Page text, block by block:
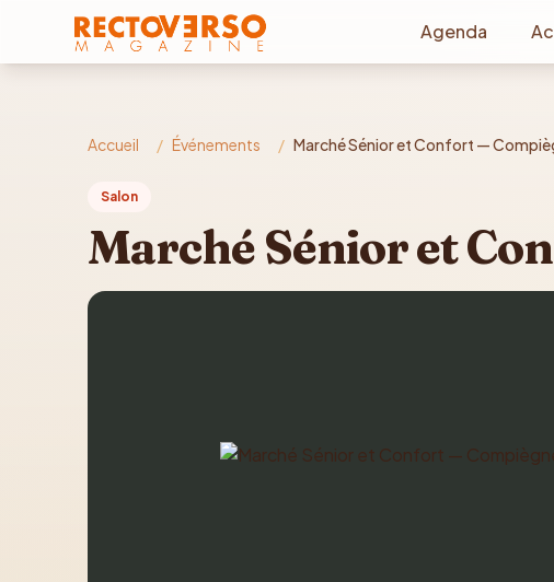
Aller au contenu principal
Agenda
Accueil / Événements / Marché Sénior et Confort —
Salon
Marché Sénior et